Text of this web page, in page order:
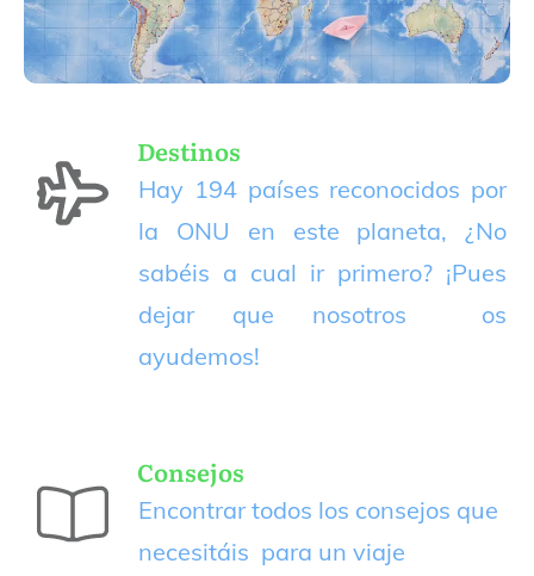
Destinos
Hay 194 países reconocidos por
la ONU en este planeta, ¿No
sabéis a cual ir primero? ¡Pues
dejar que nosotros os
ayudemos!
Consejos
Encontrar todos los consejos que
necesitáis para un viaje